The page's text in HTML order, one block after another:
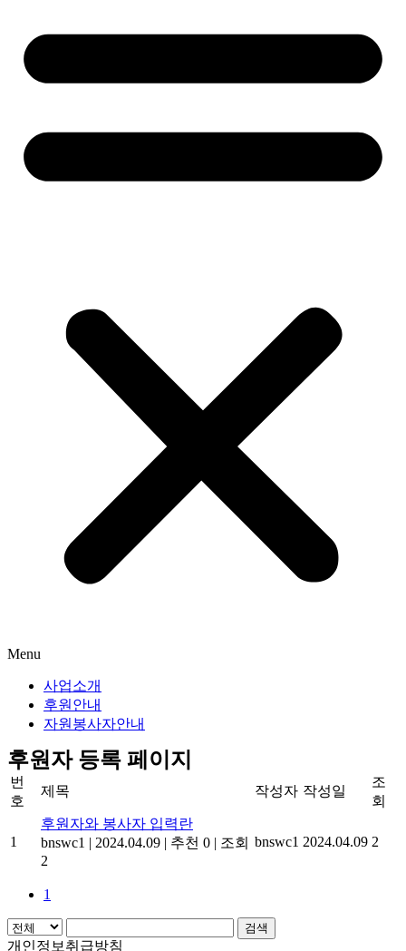
Menu
사업소개
후원안내
자원봉사자안내
후원자 등록 페이지
번
호
제목 작성자 작성일
조
회
1
후원자와 봉사자 입력란
bnswc1 | 2024.04.09 | 추천 0 | 조회
2
bnswc1 2024.04.09 2
1
검색
개인정보취급방침